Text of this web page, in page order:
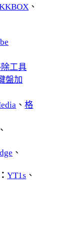
、
工具
盤加
、 格
、
、
YT1s 、